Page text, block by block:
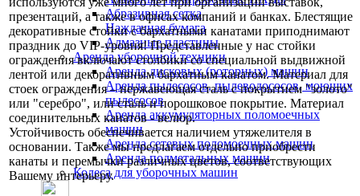
Абразивная сетка
Наждачная бумага
Алмазные пластины
Аренда уборочной техники
Аренда дисковых (роторных) машин
Аренда пылесосов, пылеводососов, моющих
пылесосов
Аренда аккумуляторных поломоечных
машин
Аренда сетевых поломоечных машин
Аренда подметальных машин
Колеса для уборочных машин
презентаций, а также в офисах компаний и банках. Блестящие
декоративные стойки с бархатными канатами приподнимают
праздник до VIP-уровня! Представленные у нас стойки
ограждения включают столбики со специальной выдвижной
лентой или декоративным бархатным канатом. Материал для
стоек ограждения – нержавеющая сталь с покрытием "золото"
или "серебро", или сталь и порошковое покрытие. Материал
соединительных канатов - велюр.
Устойчивость обеспечивается наличием утяжелителя в
основании. Также мы предлагаем отдельно приобрести
канаты и перемычки различных цветов, соответствующих
Вашему интерьеру.